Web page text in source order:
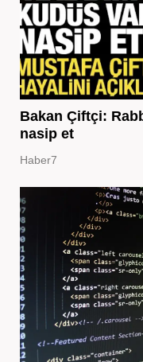
Bakan Çiftçi:
nasip et
Haber7